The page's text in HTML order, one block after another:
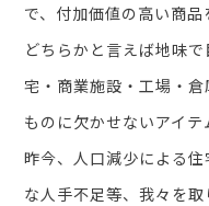
で、付加価値の高い商
どちらかと言えば地味
宅・商業施設・工場・
ものに欠かせないアイテ
昨今、人口減少による
な人手不足等、我々を